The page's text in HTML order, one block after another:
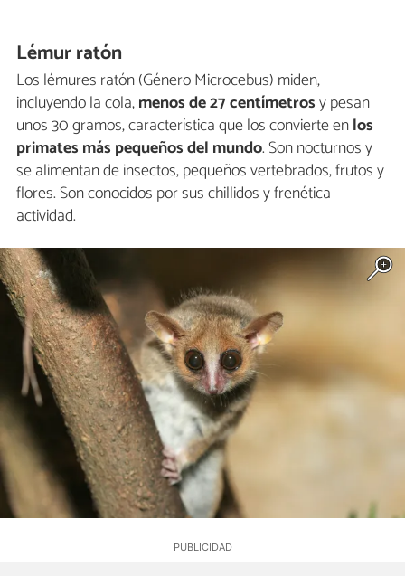
Lémur ratón
Los lémures ratón (Género Microcebus) miden,
incluyendo la cola,menos de 27 centímetrosy pesan
unos 30 gramos, característica que los convierte enlos
primates más pequeños del mundo. Son nocturnos y
se alimentan de insectos, pequeños vertebrados, frutos y
flores. Son conocidos por sus chillidos y frenética
actividad.